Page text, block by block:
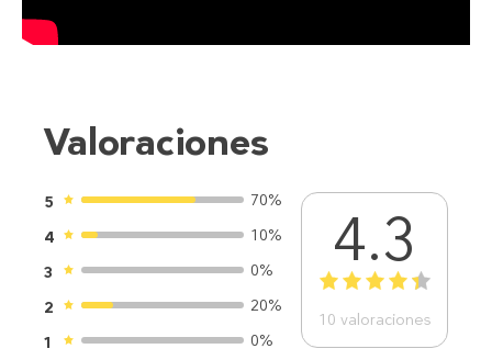
Valoraciones
5
70%
4
10%
3
0%
2
20%
1
0%
4.3
1 2 3 4 5
10 valoraciones